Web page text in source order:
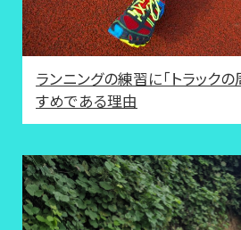
ランニングの練習に「トラック
すめである理由